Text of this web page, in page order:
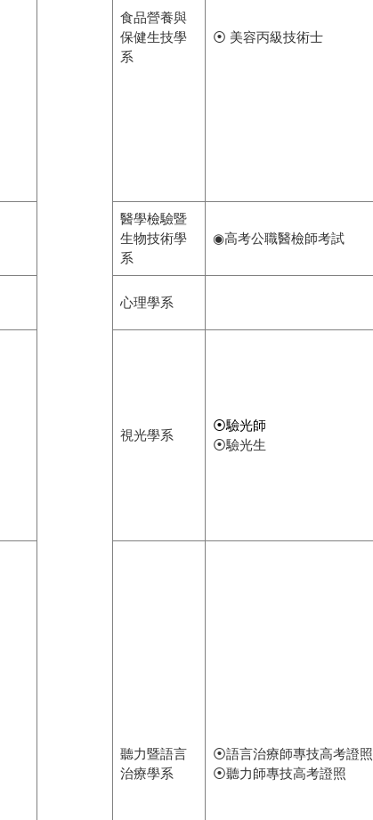
食品營養與
保健生技學
系
⦿ 美容丙級技術士
醫學檢驗暨
生物技術學
系
◉高考公職醫檢師考試
心理學系
視光學系
⦿驗光師
⦿驗光生
聽力暨語言
治療學系
⦿語言治療師專技高考證照
⦿聽力師專技高考證照